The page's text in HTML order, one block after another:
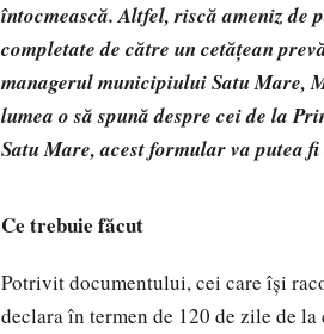
întocmească. Altfel, riscă ameniz de
completate de către un cetățean
managerul municipiului Satu Mare,
lumea o să spună despre cei de la
Satu Mare, acest formular va putea
Ce trebuie făcut
Potrivit documentului, cei care își
declara în termen de 120 de zile de